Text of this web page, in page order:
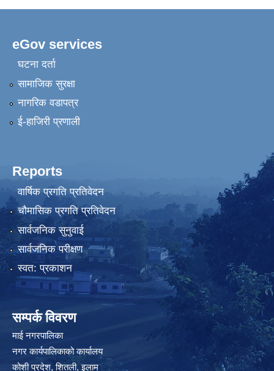
eGov services
घटना दर्ता
सामाजिक सुरक्षा
नागरिक वडापत्र
ई-हाजिरी प्रणाली
Reports
वार्षिक प्रगति प्रतिवेदन
चौमासिक प्रगति प्रतिवेदन
सार्वजनिक सुनुवाई
सार्वजनिक परीक्षण
स्वत: प्रकाशन
सम्पर्क विवरण
माई नगरपालिका
नगर कार्यपालिकाको कार्यालय
कोशी प्रदेश, शितली, इलाम